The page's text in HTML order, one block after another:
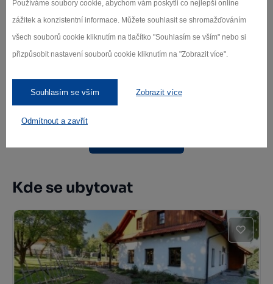
Používáme soubory cookie, abychom vám poskytli co nejlepší online
zážitek a konzistentní informace. Můžete souhlasit se shromažďováním
všech souborů cookie kliknutím na tlačítko "Souhlasím se vším" nebo si
přizpůsobit nastavení souborů cookie kliknutím na "Zobrazit více".
Souhlasím se vším Zobrazit více
Odmítnout a zavřít
Zámek Karlštejn
Kde se ubytovat